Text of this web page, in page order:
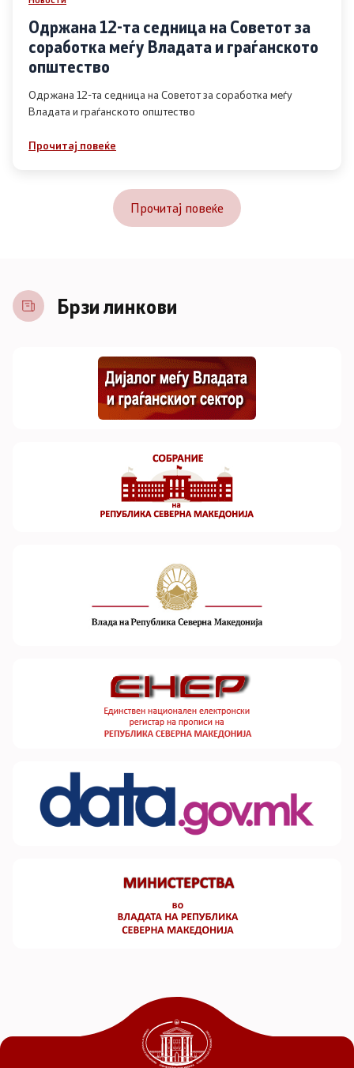
Одржана 12-та седница на Советот за
соработка меѓу Владата и граѓанското
општество
Одржана 12-та седница на Советот за соработка меѓу
Владата и граѓанското општество
Прочитај повеќе
Прочитај повеќе
Брзи линкови